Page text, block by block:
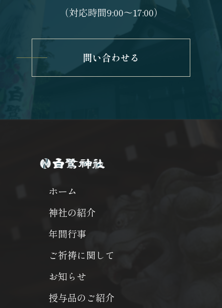
（対応時間9:00〜17:00）
問い合わせる
ホーム
神社の紹介
年間行事
ご祈祷に関して
お知らせ
授与品のご紹介